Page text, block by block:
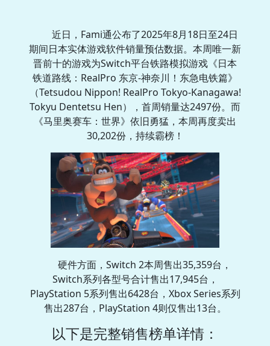
近日，Fami通公布了2025年8月18日至24日
期间日本实体游戏软件销量预估数据。本周唯一新
晋前十的游戏为Switch平台铁路模拟游戏《日本
铁道路线：RealPro 东京-神奈川！东急电铁篇》
（Tetsudou Nippon! RealPro Tokyo-Kanagawa!
Tokyu Dentetsu Hen），首周销量达2497份。而
《马里奥赛车：世界》依旧勇猛，本周再度卖出
30,202份，持续霸榜！
硬件方面，Switch 2本周售出35,359台，
Switch系列各型号合计售出17,945台，
PlayStation 5系列售出6428台，Xbox Series系列
售出287台，PlayStation 4则仅售出13台。
以下是完整销售榜单详情：